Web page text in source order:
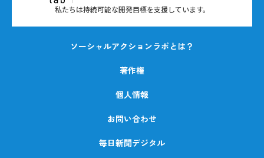
私たちは持続可能な開発目標を支援しています。
ソーシャルアクションラボとは？
著作権
個人情報
お問い合わせ
毎日新聞デジタル